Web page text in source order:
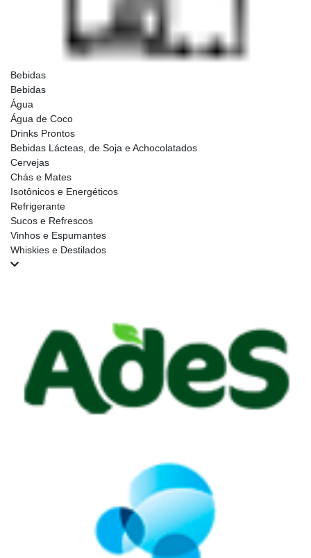
Bebidas
Bebidas
Água
Água de Coco
Drinks Prontos
Bebidas Lácteas, de Soja e Achocolatados
Cervejas
Chás e Mates
Isotônicos e Energéticos
Refrigerante
Sucos e Refrescos
Vinhos e Espumantes
Whiskies e Destilados